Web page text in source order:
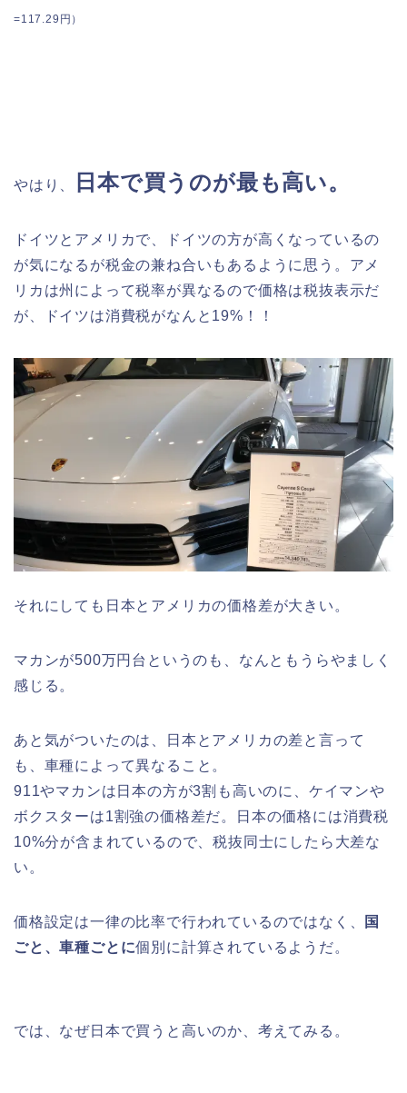
=117.29円）
やはり、 日本で買うのが最も高い。
ドイツとアメリカで、ドイツの方が高くなっているの
が気になるが税金の兼ね合いもあるように思う。アメ
リカは州によって税率が異なるので価格は税抜表示だ
が、ドイツは消費税がなんと19%！！
それにしても日本とアメリカの価格差が大きい。
マカンが500万円台というのも、なんともうらやましく
感じる。
あと気がついたのは、日本とアメリカの差と言って
も、車種によって異なること。
911やマカンは日本の方が3割も高いのに、ケイマンや
ボクスターは1割強の価格差だ。日本の価格には消費税
10%分が含まれているので、税抜同士にしたら大差な
い。
価格設定は一律の比率で行われているのではなく、
国
ごと、車種ごとに個別に計算されているようだ。
では、なぜ日本で買うと高いのか、考えてみる。